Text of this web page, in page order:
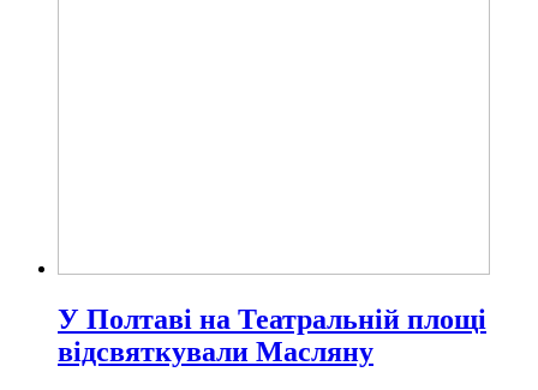
У Полтаві на Театральній площі
відсвяткували Масляну